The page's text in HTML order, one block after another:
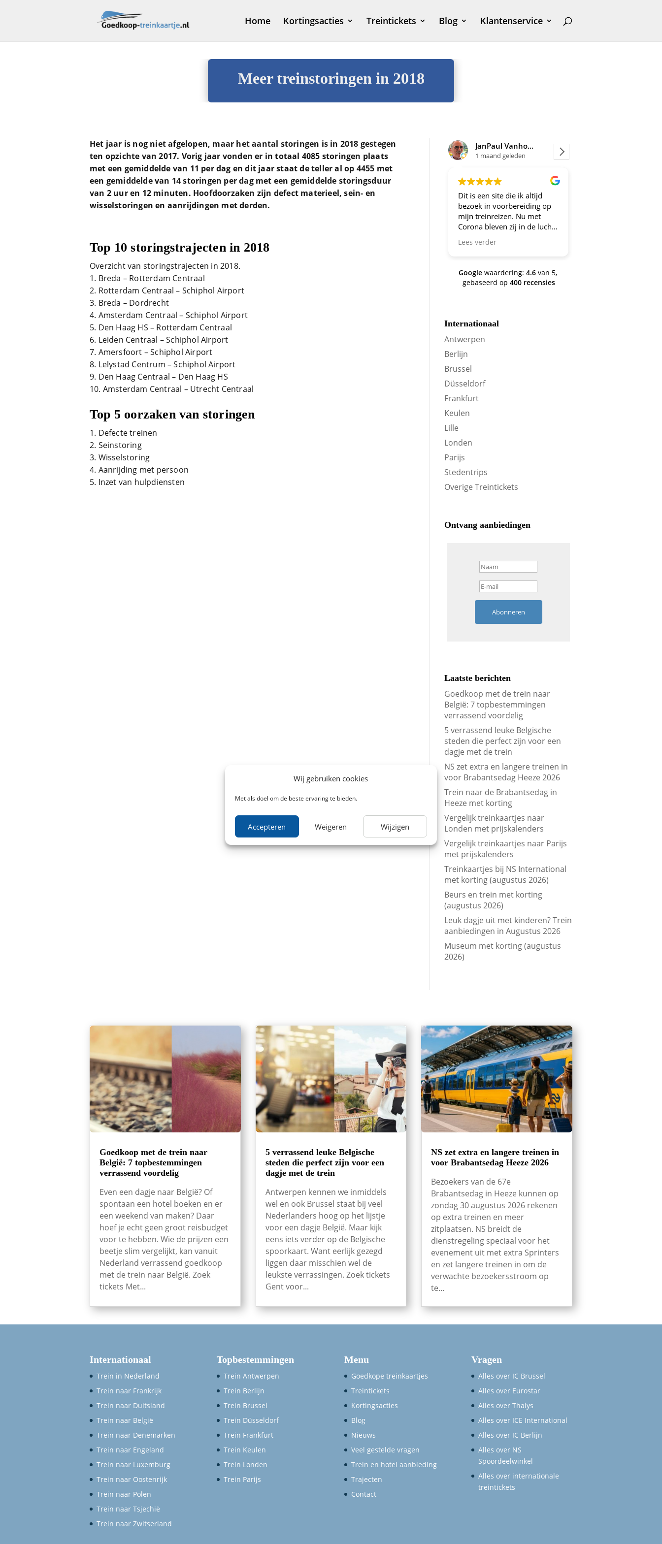
Wij gebruiken cookies
Met als doel om de beste ervaring te bieden.
Accepteren Weigeren Wijzigen
Home Kortingsacties Treintickets Blog Klantenservice
Meer treinstoringen in 2018
Het jaar is nog niet afgelopen, maar het aantal storingen is in 2018 gestegen
ten opzichte van 2017. Vorig jaar vonden er in totaal 4085 storingen plaats
met een gemiddelde van 11 per dag en dit jaar staat de teller al op 4455 met
een gemiddelde van 14 storingen per dag met een gemiddelde storingsduur
van 2 uur en 12 minuten. Hoofdoorzaken zijn defect materieel, sein- en
wisselstoringen en aanrijdingen met derden.
Top 10 storingstrajecten in 2018
Overzicht van storingstrajecten in 2018.
Breda – Rotterdam Centraal
Rotterdam Centraal – Schiphol Airport
Breda – Dordrecht
Amsterdam Centraal – Schiphol Airport
Den Haag HS – Rotterdam Centraal
Leiden Centraal – Schiphol Airport
Amersfoort – Schiphol Airport
Lelystad Centrum – Schiphol Airport
Den Haag Centraal – Den Haag HS
Amsterdam Centraal – Utrecht Centraal
Top 5 oorzaken van storingen
Defecte treinen
Seinstoring
Wisselstoring
Aanrijding met persoon
Inzet van hulpdiensten
JanPaul Vanhoven
1 maand geleden
Dit is een site die ik altijd
bezoek in voorbereiding op
mijn treinreizen. Nu met
Corona bleven zij in de lucht.
Bravo en ga zo door! En nu
zijn we een aantal jaren
site om je te oriënteren op
trein-voordeel!
Lees verder
Google waardering: 4.6 van 5,
gebaseerd op400 recensies
Internationaal
Antwerpen
Berlijn
Brussel
Düsseldorf
Frankfurt
Keulen
Lille
Londen
Parijs
Stedentrips
Overige Treintickets
Ontvang aanbiedingen
Abonneren
Laatste berichten
Goedkoop met de trein naar
België: 7 topbestemmingen
verrassend voordelig
5 verrassend leuke Belgische
steden die perfect zijn voor een
dagje met de trein
NS zet extra en langere treinen in
voor Brabantsedag Heeze 2026
Trein naar de Brabantsedag in
Heeze met korting
Vergelijk treinkaartjes naar
Londen met prijskalenders
Vergelijk treinkaartjes naar Parijs
met prijskalenders
Treinkaartjes bij NS International
met korting (augustus 2026)
Beurs en trein met korting
(augustus 2026)
Leuk dagje uit met kinderen? Trein
aanbiedingen in Augustus 2026
Museum met korting (augustus
2026)
Goedkoop met de trein naar
België: 7 topbestemmingen
verrassend voordelig
Even een dagje naar België? Of
spontaan een hotel boeken en er
een weekend van maken? Daar
hoef je echt geen groot reisbudget
voor te hebben. Wie de prijzen een
beetje slim vergelijkt, kan vanuit
Nederland verrassend goedkoop
met de trein naar België. Zoek
tickets Met...
5 verrassend leuke Belgische
steden die perfect zijn voor een
dagje met de trein
Antwerpen kennen we inmiddels
wel en ook Brussel staat bij veel
Nederlanders hoog op het lijstje
voor een dagje België. Maar kijk
eens iets verder op de Belgische
spoorkaart. Want eerlijk gezegd
liggen daar misschien wel de
leukste verrassingen. Zoek tickets
Gent voor...
NS zet extra en langere treinen in
voor Brabantsedag Heeze 2026
Bezoekers van de 67e
Brabantsedag in Heeze kunnen op
zondag 30 augustus 2026 rekenen
op extra treinen en meer
zitplaatsen. NS breidt de
dienstregeling speciaal voor het
evenement uit met extra Sprinters
en zet langere treinen in om de
verwachte bezoekersstroom op
te...
Internationaal
Trein in Nederland
Trein naar Frankrijk
Trein naar Duitsland
Trein naar België
Trein naar Denemarken
Trein naar Engeland
Trein naar Luxemburg
Trein naar Oostenrijk
Trein naar Polen
Trein naar Tsjechië
Trein naar Zwitserland
Topbestemmingen
Trein Antwerpen
Trein Berlijn
Trein Brussel
Trein Düsseldorf
Trein Frankfurt
Trein Keulen
Trein Londen
Trein Parijs
Menu
Goedkope treinkaartjes
Treintickets
Kortingsacties
Blog
Nieuws
Veel gestelde vragen
Trein en hotel aanbieding
Trajecten
Contact
Vragen
Alles over IC Brussel
Alles over Eurostar
Alles over Thalys
Alles over ICE International
Alles over IC Berlijn
Alles over NS
Spoordeelwinkel
Alles over internationale
treintickets